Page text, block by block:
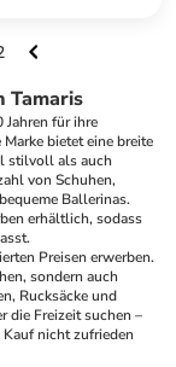
Tamaris
Jahren für ihre
bietet eine breite
stilvoll als auch
von Schuhen,
Ballerinas.
erhältlich, sodass
Preisen erwerben.
sondern auch
Rucksäcke und
die Freizeit suchen –
nicht zufrieden